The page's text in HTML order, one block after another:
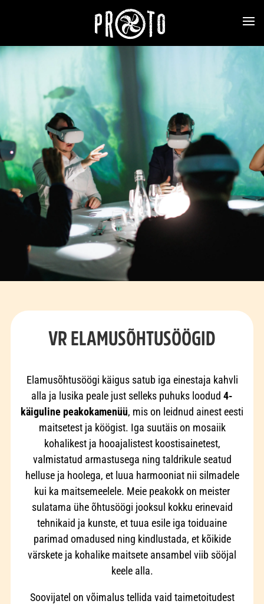
VR ELAMUSÕHTUSÖÖGID
Elamusõhtusöögi käigus satub iga einestaja kahvli
alla ja lusika peale just selleks puhuks loodud 4-
käiguline peakokamenüü, mis on leidnud ainest eesti
maitsetest ja köögist. Iga suutäis on mosaiik
kohalikest ja hooajalistest koostisainetest,
valmistatud armastusega ning taldrikule seatud
helluse ja hoolega, et luua harmooniat nii silmadele
kui ka maitsemeelele. Meie peakokk on meister
sulatama ühe õhtusöögi jooksul kokku erinevaid
tehnikaid ja kunste, et tuua esile iga toiduaine
parimad omadused ning kindlustada, et kõikide
värskete ja kohalike maitsete ansambel viib sööjal
keele alla.
Soovijatel on võimalus tellida vaid taimetoitudest